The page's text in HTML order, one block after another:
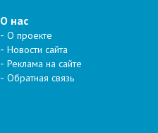
О нас
О проекте
Новости сайта
Реклама на сайте
Обратная связь